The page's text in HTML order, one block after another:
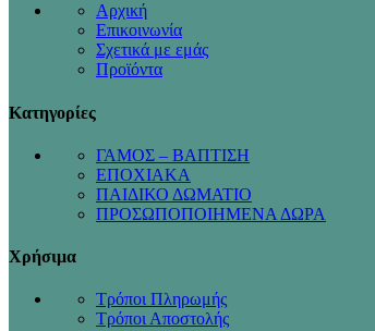
Αρχική
Επικοινωνία
Σχετικά με εμάς
Προϊόντα
Κατηγορίες
ΓΑΜΟΣ – ΒΑΠΤΙΣΗ
ΕΠΟΧΙΑΚΑ
ΠΑΙΔΙΚΟ ΔΩΜΑΤΙΟ
ΠΡΟΣΩΠΟΠΟΙΗΜΕΝΑ ΔΩΡΑ
Χρήσιμα
Τρόποι Πληρωμής
Τρόποι Αποστολής